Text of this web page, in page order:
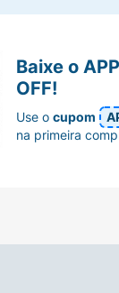
Baixe o
OFF!
Use ocupom
na primeira